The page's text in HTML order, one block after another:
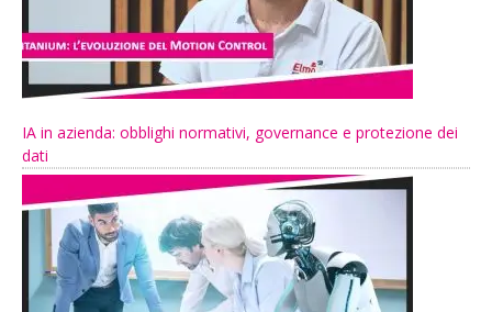
IA in azienda: obblighi normativi, governance e protezione dei
dati